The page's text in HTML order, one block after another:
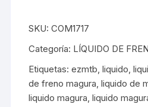
ml
sin
Logo
cantidad
SKU:COM1717
Categoría: LÍQUIDO DE
Etiquetas:ezmtb,liquido,
de freno magura,liquido de
liquido magura,liquido